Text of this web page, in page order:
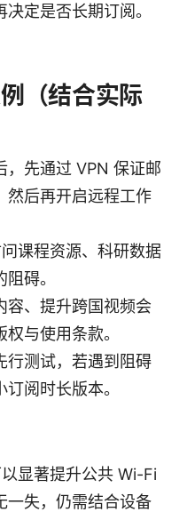
定是否长期订阅。
（结合实际
，先通过 VPN 保证邮
然后再开启远程工作
课程资源、科研数据
碍。
容、提升跨国视频会
与使用条款。
行测试，若遇到阻碍
阅时长版本。
显著提升公共 Wi-Fi
一失，仍需结合设备